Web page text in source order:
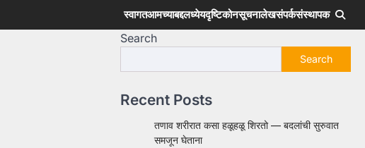
स्वागतआमच्याबद्दलध्येयदृष्टिकोनसूचनालेखसंपर्कसंस्थापक
Search
Search
Recent Posts
तणाव शरीरात कसा हळूहळू शिरतो — बदलांची सुरुवात
समजून घेताना